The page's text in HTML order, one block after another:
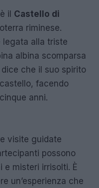
il Castello di
riminese.
legata alla triste
albina scomparsa
che il suo spirito
facendo
anni.
visite guidate
possono
e misteri irrisolti. È
un’esperienza che